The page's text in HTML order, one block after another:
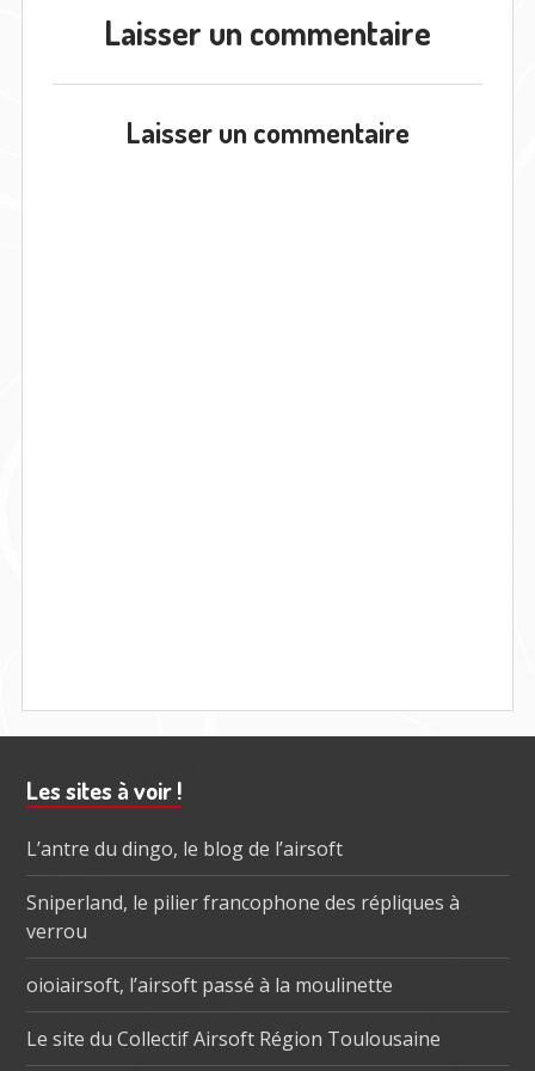
Laisser un commentaire
Laisser un commentaire
Barre
subsidiaire
Les sites à voir !
L’antre du dingo, le blog de l’airsoft
Sniperland, le pilier francophone des répliques à
verrou
oioiairsoft, l’airsoft passé à la moulinette
Le site du Collectif Airsoft Région Toulousaine